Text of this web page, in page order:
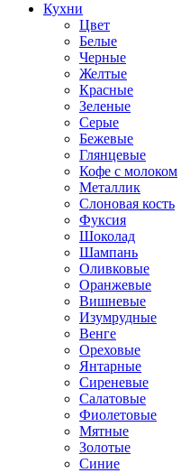
Кухни
Цвет
Белые
Черные
Желтые
Красные
Зеленые
Серые
Бежевые
Глянцевые
Кофе с молоком
Металлик
Слоновая кость
Фуксия
Шоколад
Шампань
Оливковые
Оранжевые
Вишневые
Изумрудные
Венге
Ореховые
Янтарные
Сиреневые
Салатовые
Фиолетовые
Мятные
Золотые
Синие